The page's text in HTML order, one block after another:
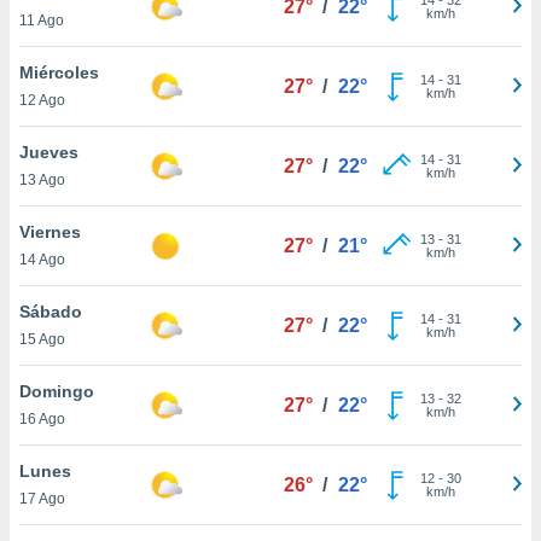
más
nuestra
y
de
disponible
cookies
aceptar
11 Ago
27° / 22°
km/h
Miércoles
12 Ago
27° / 22° 14- 31
km/h
Jueves
13 Ago
27° / 22° 14- 31
km/h
Viernes
14 Ago
27° / 21° 13- 31
km/h
Sábado
15 Ago
27° / 22° 14- 31
km/h
Domingo
16 Ago
27° / 22° 13- 32
km/h
Lunes
17 Ago
26° / 22° 12- 30
km/h